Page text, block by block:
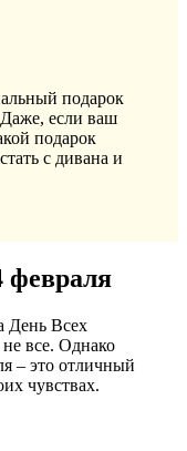
подарок
если ваш
подарок
с дивана и
февраля
День Всех
все. Однако
– это отличный
чувствах.